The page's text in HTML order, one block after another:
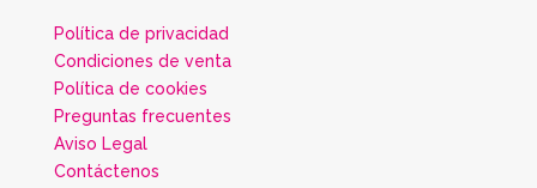
Política de privacidad
Condiciones de venta
Política de cookies
Preguntas frecuentes
Aviso Legal
Contáctenos